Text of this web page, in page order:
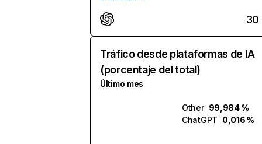
30
Tráfico desde plataformas de IA
(porcentaje del total)
Último mes
Other 99,984 %
ChatGPT 0,016 %